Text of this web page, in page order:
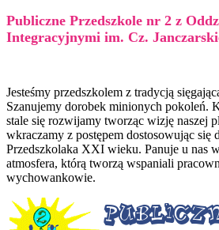
Publiczne Przedszkole nr 2 z
Integracyjnymi im. Cz.
Jesteśmy przedszkolem z tradycją
Szanujemy dorobek minionych pokoleń.
stale się rozwijamy tworząc wizję naszej
wkraczamy z postępem dostosowując się
Przedszkolaka XXI wieku. Panuje u nas
atmosfera, którą tworzą wspaniali
wychowankowie.